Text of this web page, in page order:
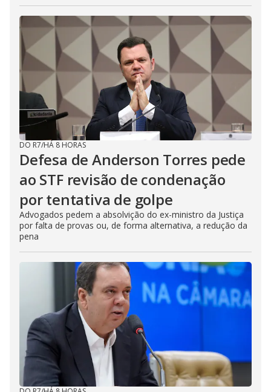
DO R7/HÁ 8 HORAS
Defesa de Anderson Torres pede
ao STF revisão de condenação
por tentativa de golpe
Advogados pedem a absolvição do ex-ministro da Justiça
por falta de provas ou, de forma alternativa, a redução da
pena